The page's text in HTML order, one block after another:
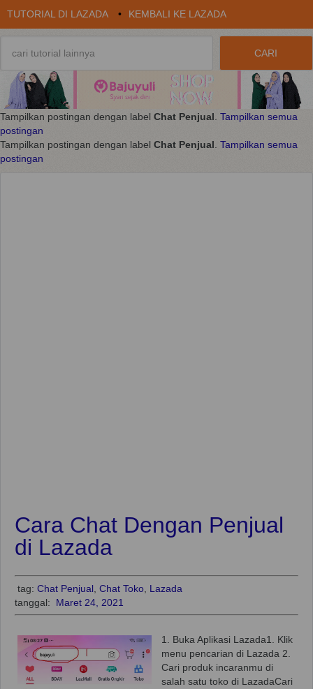
TUTORIAL DI LAZADA • KEMBALI KE LAZADA
Tampilkan postingan dengan label Chat Penjual. Tampilkan semua
postingan
Tampilkan postingan dengan label Chat Penjual. Tampilkan semua
postingan
Cara Chat Dengan Penjual
di Lazada
tag: Chat Penjual, Chat Toko, Lazada
tanggal: Maret 24, 2021
1. Buka Aplikasi Lazada1. Klik
menu pencarian di Lazada 2.
Cari produk incaranmu di
salah satu toko di LazadaCari